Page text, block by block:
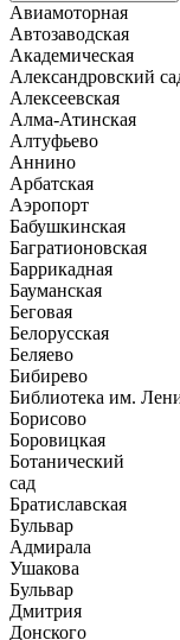
Авиамоторная
Автозаводская
Академическая
Александровский
Алексеевская
Алма-Атинская
Алтуфьево
Аннино
Арбатская
Аэропорт
Бабушкинская
Багратионовская
Баррикадная
Бауманская
Беговая
Белорусская
Беляево
Бибирево
Библиотека им.
Борисово
Боровицкая
Ботанический
сад
Братиславская
Бульвар
Адмирала
Ушакова
Бульвар
Дмитрия
Донского